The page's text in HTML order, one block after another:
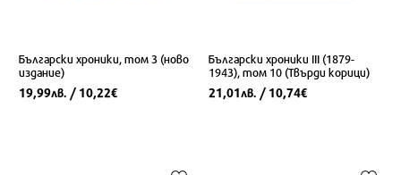
Български хроники, том 3 (ново
издание)
19,99лв. / 10,22€
Български хроники ІII (1879-
1943), том 10 (Твърди корици)
21,01лв. / 10,74€